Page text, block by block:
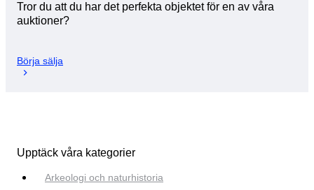
Tror du att du har det perfekta objektet för en av våra
auktioner?
Börja sälja
Upptäck våra kategorier
Arkeologi och naturhistoria